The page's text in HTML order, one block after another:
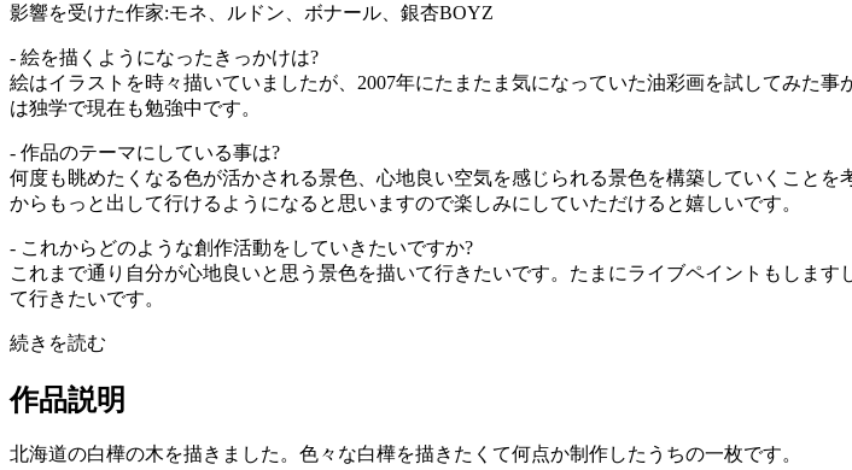
影響を受けた作家:モネ、ルドン、ボナール、銀杏BOYZ
- 絵を描くようになったきっかけは?
絵はイラストを時々描いていましたが、2007年にたまたま気になっていた油彩画を試してみた
は独学で現在も勉強中です。
- 作品のテーマにしている事は?
何度も眺めたくなる色が活かされる景色、心地良い空気を感じられる景色を構築していくこと
からもっと出して行けるようになると思いますので楽しみにしていただけると嬉しいです。
- これからどのような創作活動をしていきたいですか?
これまで通り自分が心地良いと思う景色を描いて行きたいです。たまにライブペイントもしま
て行きたいです。
続きを読む
作品説明
北海道の白樺の木を描きました。色々な白樺を描きたくて何点か制作したうちの一枚です。